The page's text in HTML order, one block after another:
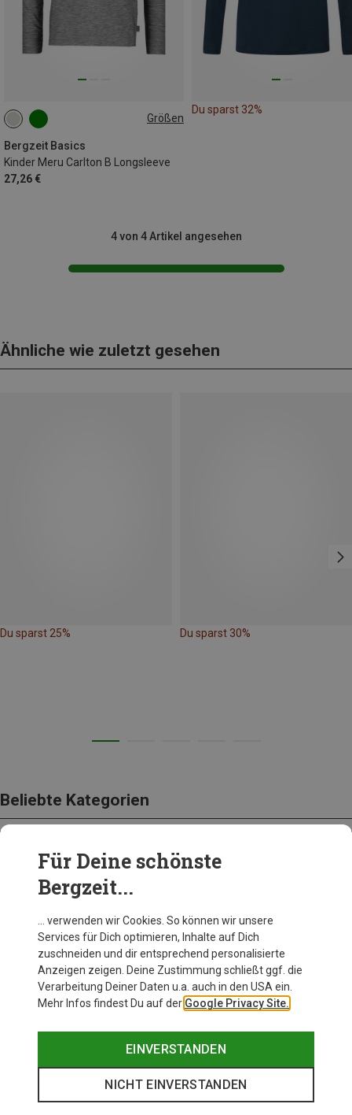
Größen
Bergzeit Basics
Kinder Meru Carlton B Longsleeve
27,26 €
116
164
Du sparst 32%
4 von 4 Artikel angesehen
Ähnliche wie zuletzt gesehen
Du sparst 25% Du sparst 30%
Beliebte Kategorien
BEKLEIDUNG
Für Deine schönste
Bergzeit...
… verwenden wir Cookies. So können wir unsere
Services für Dich optimieren, Inhalte auf Dich
zuschneiden und dir entsprechend personalisierte
Anzeigen zeigen. Deine Zustimmung schließt ggf. die
Verarbeitung Deiner Daten u.a. auch in den USA ein.
Mehr Infos findest Du auf der Google Privacy Site.
EINVERSTANDEN
NICHT EINVERSTANDEN